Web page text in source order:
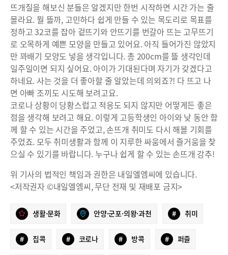
뜨개질을 해보신 분들은 알겠지만 한번 시작하면 시간 가는 줄
몰라요. 뭘 뜰까, 고민하다 쉽게 만들 수 있는 목도리로 목표를
정하고 32코를 잡아 겉뜨기와 안뜨기를 번갈아 뜨는 고무뜨기
로 오목하게 예쁜 모양을 만들고 있어요. 아직 들어가진 않았지
만 꽈배기 모양도 넣을 생각입니다. 총 200cm를 뜰 생각인데
일주일이면 되지 싶어요. 아이가 기대된다며 자기가 갖겠다고
하네요. 사는 것을 더 좋아할 줄 알았는데 의외죠?! 다 뜨고 나
면 아빠 조끼도 시도해 보려고요.
코로나 상황이 당황스럽고 적응도 되지 않지만 어떻게든 좋은
점을 생각해 보려고 해요. 이렇게 고등학생인 아이와 낮 동안 함
께 할 수 있는 시간을 주었고, 손뜨개 취미도 다시 해볼 기회를
주었죠. 모두 취미생활과 함께 이 지루한 싸움에서 즐거움을 찾
으실 수 있기를 바랍니다. 누구나 쉽게 할 수 있는 손뜨개 강추!
위 기사의 법적인 책임과 권한은 내일엘엠씨에 있습니다.
<저작권자 ©내일엘엠씨, 무단 전재 및 재배포 금지>
생활·문화 안양·군포·의왕·과천 # 취미
# 집콕 # 코로나 # 방콕 # 퍼즐